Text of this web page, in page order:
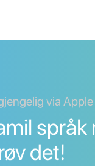
via
språk
det!